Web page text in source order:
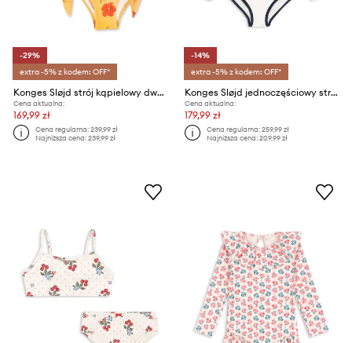
-29%
extra -5% z kodem: OFF*
Konges Sløjd strój kąpielowy dwuczęściowy dziecięcy ABRIA BIKINI GRS
Cena aktualna:
169,99 zł
Cena regularna:239,99 zł
Najniższa cena:239,99 zł
-14%
extra -5% z kodem: OFF*
Konges Sløjd jednoczęściowy strój kąpielowy dziecięcy VILJA LS SWIMSUIT GRS
Cena aktualna:
179,99 zł
Cena regularna:259,99 zł
Najniższa cena:209,99 zł